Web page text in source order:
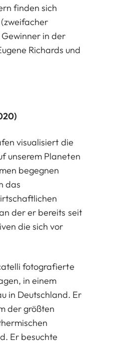
finden sich
in der
Richards und
visualisiert die
unserem Planeten
begegnen
das
der er bereits seit
die sich vor
fotografierte
in einem
in Deutschland. Er
der größten
Er besuchte